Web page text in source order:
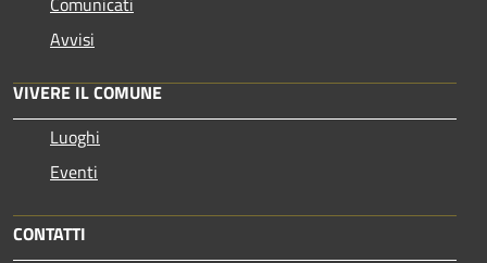
Avvisi
VIVERE IL COMUNE
Luoghi
Eventi
CONTATTI